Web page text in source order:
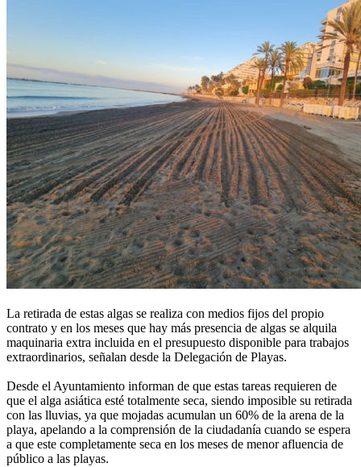
La retirada de estas algas se realiza con medios fijos del propio
contrato y en los meses que hay más presencia de algas se alquila
maquinaria extra incluida en el presupuesto disponible para trabajos
extraordinarios, señalan desde la Delegación de Playas.
Desde el Ayuntamiento informan de que estas tareas requieren de
que el alga asiática esté totalmente seca, siendo imposible su retirada
con las lluvias, ya que mojadas acumulan un 60% de la arena de la
playa, apelando a la comprensión de la ciudadanía cuando se espera
a que este completamente seca en los meses de menor afluencia de
público a las playas.